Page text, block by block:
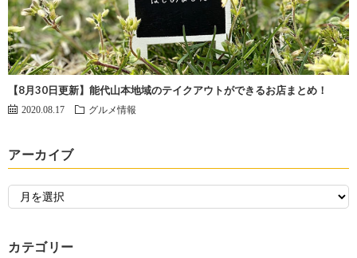
【8月30日更新】能代山本地域のテイクアウトができるお店まとめ！
2020.08.17 グルメ情報
アーカイブ
カテゴリー